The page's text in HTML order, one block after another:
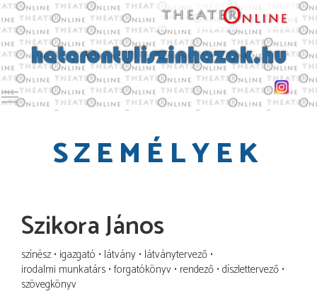
Toggle main menu visibility
SZEMÉLYEK
Szikora János
színész igazgató látvány látványtervező
irodalmi munkatárs forgatókönyv rendező díszlettervező
szövegkönyv